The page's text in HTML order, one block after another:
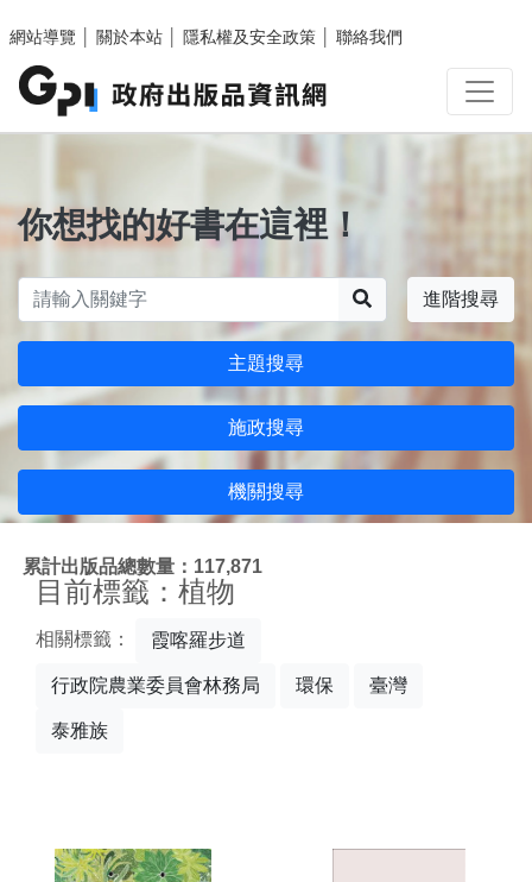
網站導覽
關於本站 隱私權及安全政策 聯絡我們
你想找的好書在這裡！
進階搜尋
主題搜尋
施政搜尋
機關搜尋
累計出版品總數量：117,871
目前標籤：植物
相關標籤： 霞喀羅步道
行政院農業委員會林務局 環保 臺灣
泰雅族